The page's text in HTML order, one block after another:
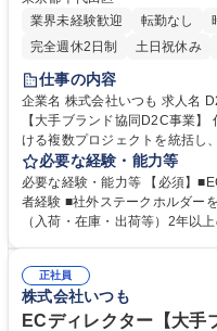
業界未経験歓迎
転勤なし
完全週休2日制
土日祝休み
仕事の内容
企業名 株式会社いつも 求人名 D2Cマーケティングプロジェクトリード
【大手ブランド協同D2C事業】 仕事の内容 大手ブランドのD2C事業にお
ける複数プロジェクトを統括し
管理まで一連のプロセスを推進
するプロジェクトをリードします。 ■プロジェクト計画・進捗・
管理とリスク把握による全体推
との連携による円滑な進行管理
チェックと改善提案 ■品質維持
ス構築と継続改善 募集職種 D2Cマーケティングプロジェクトリード【大
手ブランド協同D2C事業】
必要な経験・能力等
必要な経験・能力等 【必須】
者経験 ■社外ステークホルダー
（入荷・在庫・出荷等）2年以上の実務経験 【歓迎
推進経験 ■マーケティング施策
務フロー改善の企画・実行経験 学歴・資格 学歴：大学院 大学 高専 短大
専修学校 高校 語学力： 資格：
正社員
株式会社いつも
ECディレクター【大手